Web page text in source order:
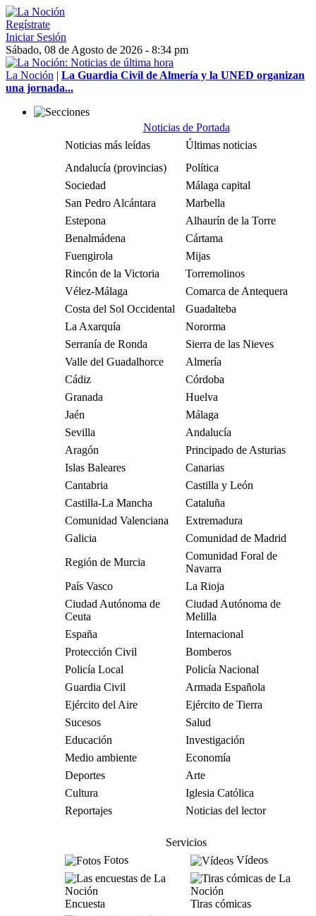
Regístrate
Iniciar Sesión
Sábado, 08 de Agosto de 2026 - 8:34 pm
La Noción | La Guardia Civil de Almería y la UNED organizan
una jornada...
Noticias de Portada
Noticias más leídas
Últimas noticias
Andalucía (provincias)
Política
Sociedad
Málaga capital
San Pedro Alcántara
Marbella
Estepona
Alhaurín de la Torre
Benalmádena
Cártama
Fuengirola
Mijas
Rincón de la Victoria
Torremolinos
Vélez-Málaga
Comarca de Antequera
Costa del Sol Occidental
Guadalteba
La Axarquía
Nororma
Serranía de Ronda
Sierra de las Nieves
Valle del Guadalhorce
Almería
Cádiz
Córdoba
Granada
Huelva
Jaén
Málaga
Sevilla
Andalucía
Aragón
Principado de Asturias
Islas Baleares
Canarias
Cantabria
Castilla y León
Castilla-La Mancha
Cataluña
Comunidad Valenciana
Extremadura
Galicia
Comunidad de Madrid
Región de Murcia
Comunidad Foral de
Navarra
País Vasco
La Rioja
Ciudad Autónoma de
Ceuta
Ciudad Autónoma de
Melilla
España
Internacional
Protección Civil
Bomberos
Policía Local
Policía Nacional
Guardia Civil
Armada Española
Ejército del Aire
Ejército de Tierra
Sucesos
Salud
Educación
Investigación
Medio ambiente
Economía
Deportes
Arte
Cultura
Iglesia Católica
Reportajes
Noticias del lector
Servicios
Fotos
Vídeos
Encuesta Tiras cómicas